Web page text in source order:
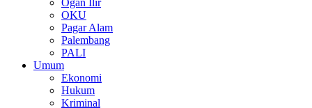
Ogan Ilir
OKU
Pagar Alam
Palembang
PALI
Umum
Ekonomi
Hukum
Kriminal